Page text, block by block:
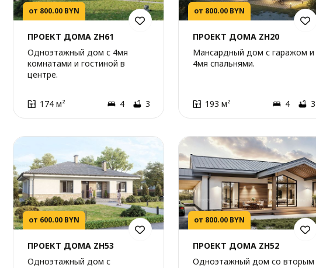
от 800.00 BYN
ПРОЕКТ ДОМА ZH61
Одноэтажный дом с 4мя
комнатами и гостиной в
центре.
174 м² 4 3
от 800.00 BYN
ПРОЕКТ ДОМА ZH20
Мансардный дом с гаражом и
4мя спальнями.
193 м² 4 3
от 600.00 BYN
ПРОЕКТ ДОМА ZH53
Одноэтажный дом с
от 800.00 BYN
ПРОЕКТ ДОМА ZH52
Одноэтажный дом со вторым